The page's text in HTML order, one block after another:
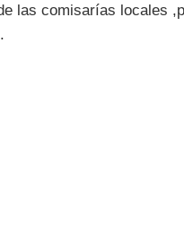
las comisarías locales